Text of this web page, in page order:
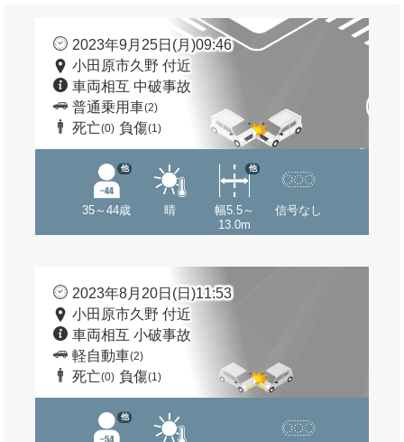
2023年9月25日(月)09:46
小田原市久野 付近
車両相互 中破事故
普通乗用車(2)
死亡(0) 負傷(1)
35～44歳
他
晴
幅5.5～
13.0m
他
信号なし
2023年8月20日(日)11:53
小田原市久野 付近
車両相互 小破事故
軽自動車(2)
死亡(0) 負傷(1)
他